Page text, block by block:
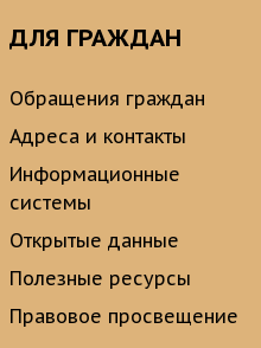
ДЛЯ ГРАЖДАН
Обращения граждан
Адреса и контакты
Информационные
системы
Открытые данные
Полезные ресурсы
Правовое просвещение